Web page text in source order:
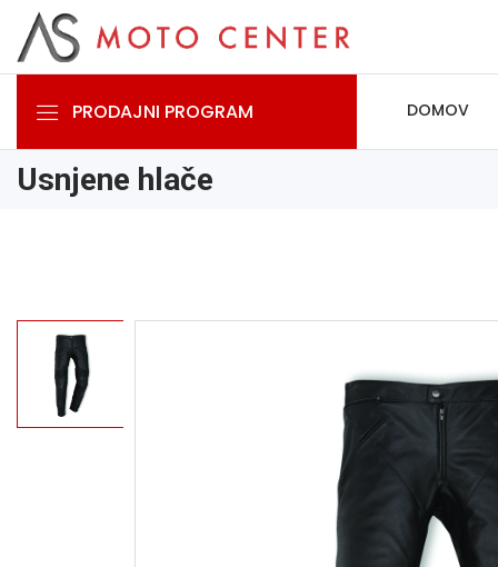
PRODAJNI PROGRAM DOMOV
Usnjene hlače